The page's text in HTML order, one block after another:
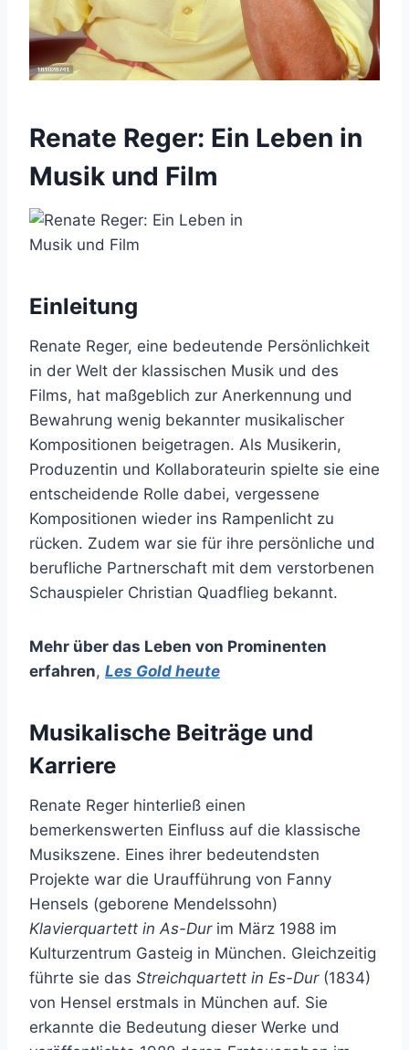
Renate Reger: Ein Leben in
Musik und Film
Einleitung
Renate Reger, eine bedeutende Persönlichkeit
in der Welt der klassischen Musik und des
Films, hat maßgeblich zur Anerkennung und
Bewahrung wenig bekannter musikalischer
Kompositionen beigetragen. Als Musikerin,
Produzentin und Kollaborateurin spielte sie eine
entscheidende Rolle dabei, vergessene
Kompositionen wieder ins Rampenlicht zu
rücken. Zudem war sie für ihre persönliche und
berufliche Partnerschaft mit dem verstorbenen
Schauspieler Christian Quadflieg bekannt.
Mehr über das Leben von Prominenten
erfahren, Les Gold heute
Musikalische Beiträge und
Karriere
Renate Reger hinterließ einen
bemerkenswerten Einfluss auf die klassische
Musikszene. Eines ihrer bedeutendsten
Projekte war die Uraufführung von Fanny
Hensels (geborene Mendelssohn)
Klavierquartett in As-Durim März 1988 im
Kulturzentrum Gasteig in München. Gleichzeitig
führte sie das Streichquartett in Es-Dur(1834)
von Hensel erstmals in München auf. Sie
erkannte die Bedeutung dieser Werke und